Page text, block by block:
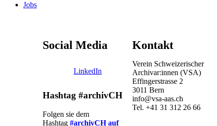
Jobs
Social Media
LinkedIn
Hashtag #archivCH
Folgen sie dem
Hashtag #archivCH auf
Kontakt
Verein Schweizerischer
Archivar:innen (VSA)
Effingerstrasse 2
3011 Bern
info@vsa-aas.ch
Tel. +41 31 312 26 66